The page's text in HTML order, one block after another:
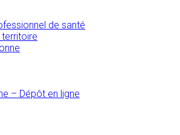
de santé
– Dépôt en ligne